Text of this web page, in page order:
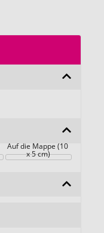
Auf die Mappe (10
x 5 cm)